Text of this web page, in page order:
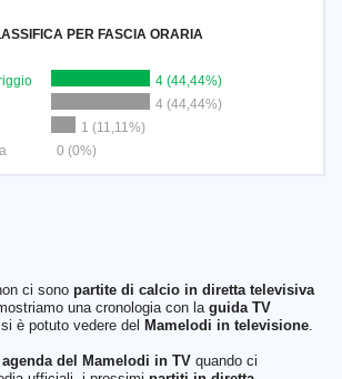
PER FASCIA ORARIA
4 (44,44%)
4 (44,44%)
1 (11,11%)
0 (0%)
ci sono partite di calcio in diretta televisiva
una cronologia con la guida TV
è potuto vedere del Mamelodi in televisione.
agenda del Mamelodi in TV quando ci